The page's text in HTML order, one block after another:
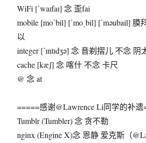
WiFi [ˈwaɪfaɪ] 念 歪fai
mobile [moˈbil] [ˈmoˌbil] [ˈməubail]
以
integer [ˈɪntɪdʒə] 念 音剃摺儿 不念 阴
cache [kæʃ] 念 喀什 不念 卡尺
@ 念 at
=====感谢@Lawrence Li同学的补遗
Tumblr (Tumbler) 念 贪不勒
nginx (Engine X)念 恩静 爱克斯（